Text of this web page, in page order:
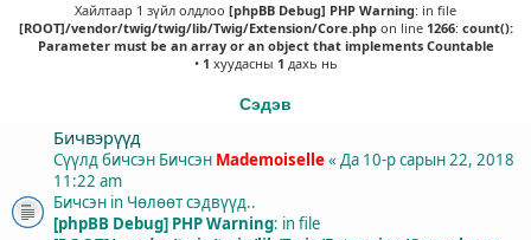
Хайлтаар 1 зүйл олдлоо [phpBB Debug] PHP Warning: in file
[ROOT]/vendor/twig/twig/lib/Twig/Extension/Core.phpon line 1266: count():
Parameter must be an array or an object that implements Countable
• 1 хуудасны 1 дахь нь
Сэдэв
Бичвэрүүд
Сүүлд бичсэн Бичсэн Mademoiselle« Да 10-р сарын 22, 2018
11:22 am
Бичсэн in Чөлөөт сэдвүүд..
[phpBB Debug] PHP Warning: in file